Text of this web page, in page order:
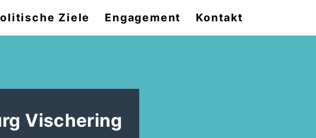
Ziele Engagement Kontakt
Vischering